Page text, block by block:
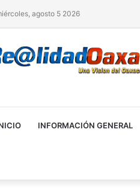
agosto 5 2026
INFORMACIÓN GENERAL